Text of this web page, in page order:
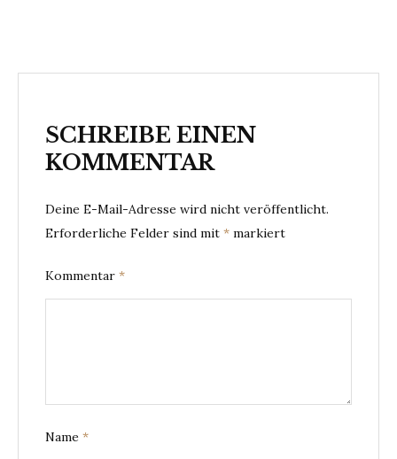
SCHREIBE EINEN
KOMMENTAR
Deine E-Mail-Adresse wird nicht veröffentlicht.
Erforderliche Felder sind mit * markiert
Kommentar *
Name *